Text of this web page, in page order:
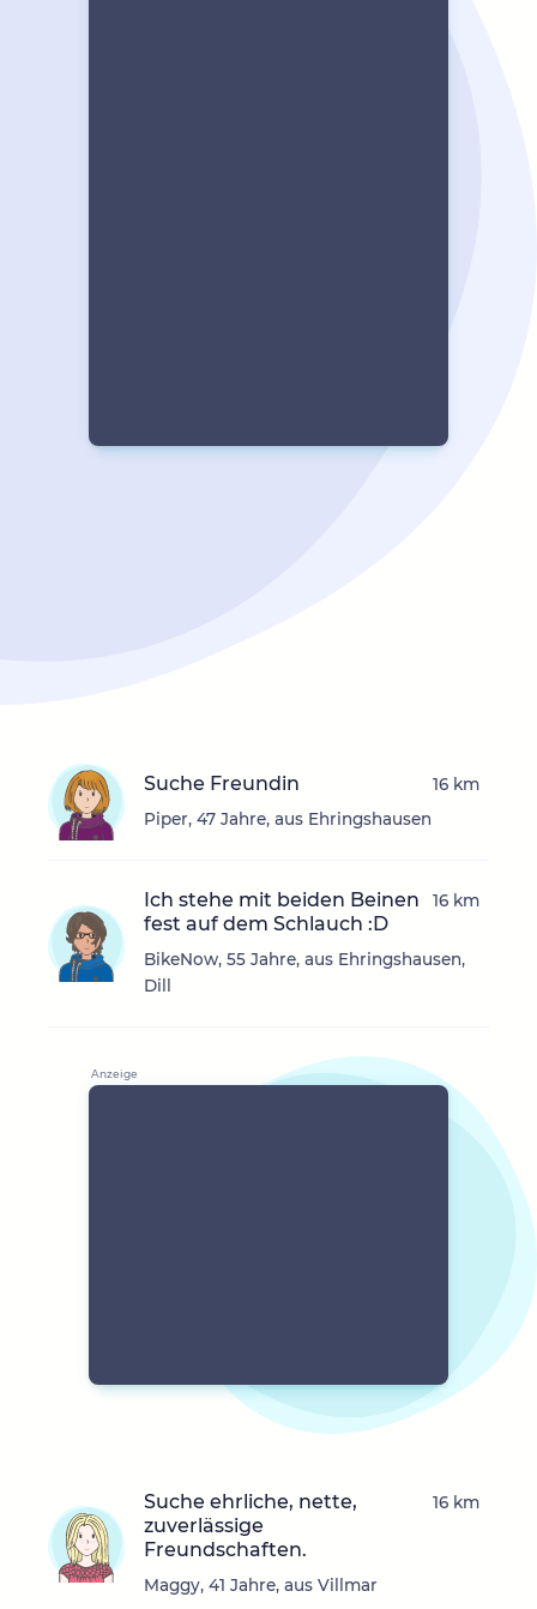
Suche Freundin
Piper, 47 Jahre, aus Ehringshausen
16 km
Ich stehe mit beiden Beinen
fest auf dem Schlauch :D
BikeNow, 55 Jahre, aus Ehringshausen,
Dill
16 km
Suche ehrliche, nette,
zuverlässige
Freundschaften.
Maggy, 41 Jahre, aus Villmar
16 km